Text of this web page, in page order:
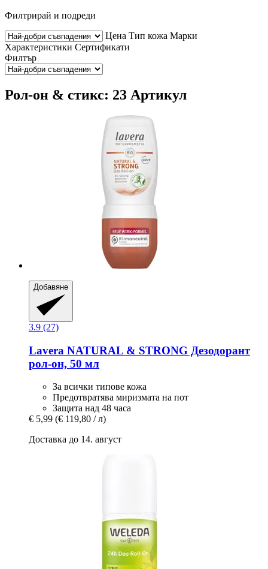
Филтрирай и подреди
Цена Тип кожа Марки
Характеристики Сертификати
Филтър
Рол-он & стикс: 23 Артикул
Добавяне
3.9 (27)
Lavera NATURAL & STRONG Дезодорант
рол-​он, 50 мл
За всички типове кожа
Предотвратява миризмата на пот
Защита над 48 часа
€ 5,99 (€ 119,80 / л)
Доставка до 14. август